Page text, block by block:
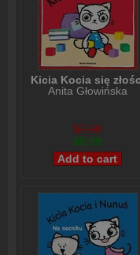
Kicia Kocia się
Anita Głowińska
$7,99
$5,99